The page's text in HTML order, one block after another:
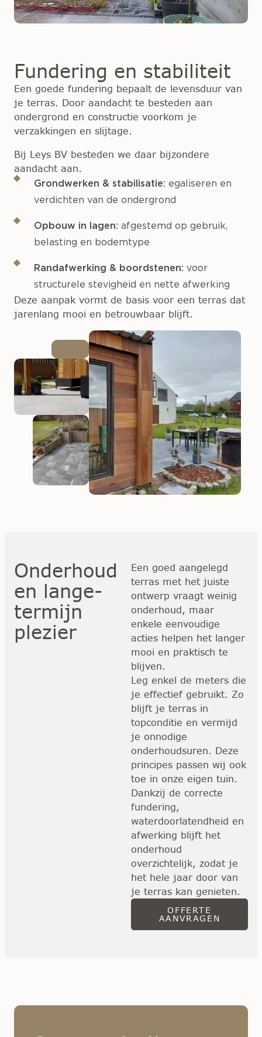
Fundering en stabiliteit
Een goede fundering bepaalt de levensduur van
je terras. Door aandacht te besteden aan
ondergrond en constructie voorkom je
verzakkingen en slijtage.
Bij Leys BV besteden we daar bijzondere
aandacht aan.
Grondwerken & stabilisatie: egaliseren en
verdichten van de ondergrond
Opbouw in lagen: afgestemd op gebruik,
belasting en bodemtype
Randafwerking & boordstenen: voor
structurele stevigheid en nette afwerking
Deze aanpak vormt de basis voor een terras dat
jarenlang mooi en betrouwbaar blijft.
Onderhoud
en lange-
termijn
plezier
Een goed aangelegd
terras met het juiste
ontwerp vraagt weinig
onderhoud, maar
enkele eenvoudige
acties helpen het langer
mooi en praktisch te
blijven.
Leg enkel de meters die
je effectief gebruikt. Zo
blijft je terras in
topconditie en vermijd
je onnodige
onderhoudsuren. Deze
principes passen wij ook
toe in onze eigen tuin.
Dankzij de correcte
fundering,
waterdoorlatendheid en
afwerking blijft het
onderhoud
overzichtelijk, zodat je
het hele jaar door van
je terras kan genieten.
OFFERTE
AANVRAGEN